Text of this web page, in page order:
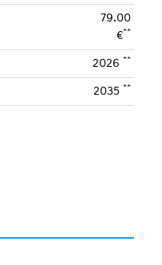
79.00
€**
2026 **
2035 **